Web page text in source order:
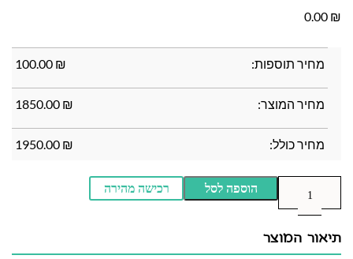
₪
0.00
מחיר תוספות: ₪
100.00
מחיר המוצר: ₪
1850.00
מחיר כולל: ₪
1950.00
הוספה לסל רכישה מהירה
תיאור המוצר